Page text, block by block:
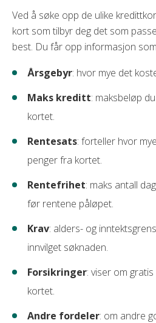
Ved å søke opp de ulike
kort som tilbyr deg det som
best. Du får opp informasjon
Årsgebyr: hvor mye det
Maks kreditt: maksbeløp
kortet.
Rentesats: forteller hvor
penger fra kortet.
Rentefrihet: maks antall
før rentene påløpet.
Krav: alders- og
innvilget søknaden.
Forsikringer: viser om
kortet.
Andre fordeler: om andre